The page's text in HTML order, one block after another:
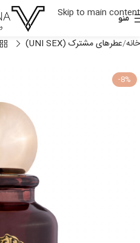
Skip to main content
منو
خانه عطرهای مشترک (UNI SEX)
-8%